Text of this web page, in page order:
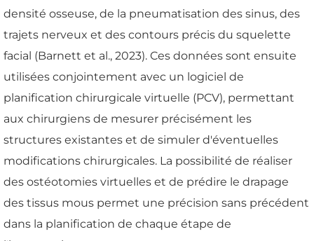
densité osseuse, de la pneumatisation des sinus, des
trajets nerveux et des contours précis du squelette
facial (Barnett et al., 2023). Ces données sont ensuite
utilisées conjointement avec un logiciel de
planification chirurgicale virtuelle (PCV), permettant
aux chirurgiens de mesurer précisément les
structures existantes et de simuler d'éventuelles
modifications chirurgicales. La possibilité de réaliser
des ostéotomies virtuelles et de prédire le drapage
des tissus mous permet une précision sans précédent
dans la planification de chaque étape de